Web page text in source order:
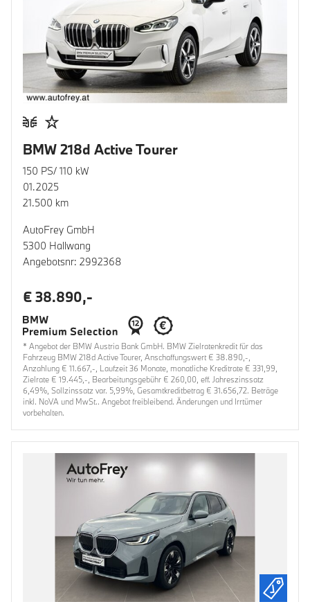
BMW 218d Active Tourer
150 PS/ 110 kW
01.2025
21.500 km
AutoFrey GmbH
5300 Hallwang
Angebotsnr: 2992368
€ 38.890,-
* Angebot der BMW Austria Bank GmbH. BMW Zielratenkredit für das
Fahrzeug BMW 218d Active Tourer, Anschaffungswert € 38.890,-,
Anzahlung € 11.667,-, Laufzeit 36 Monate, monatliche Kreditrate € 331,99,
Zielrate € 19.445,-, Bearbeitungsgebühr € 260,00, eff. Jahreszinssatz
6,49%, Sollzinssatz var. 5,99%, Gesamtkreditbetrag € 31.656,72. Beträge
inkl. NoVA und MwSt.. Angebot freibleibend. Änderungen und Irrtümer
vorbehalten.